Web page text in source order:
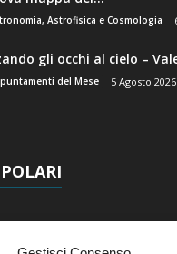
Astrofisica e Cosmologia
gli occhi al cielo –
del Mese 5 Agosto 2026